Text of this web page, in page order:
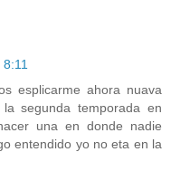
esplicarme ahora nuava
segunda temporada en
una en donde nadie
entendido yo no eta en la